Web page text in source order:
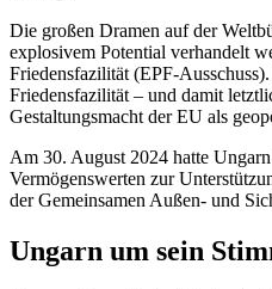
Die großen Dramen auf der
explosivem Potential verhandelt
Friedensfazilität (EPF-
Friedensfazilität – und damit
Gestaltungsmacht der EU als
Am 30. August 2024 hatte
Vermögenswerten zur
der Gemeinsamen Außen- und
Ungarn um sein